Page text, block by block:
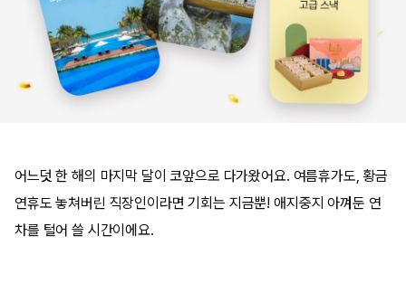
어느덧 한 해의 마지막 달이 코앞으로 다가왔어요. 여름휴가도, 황금
연휴도 놓쳐버린 직장인이라면 기회는 지금뿐! 애지중지 아껴둔 연
차를 털어 쓸 시간이에요.